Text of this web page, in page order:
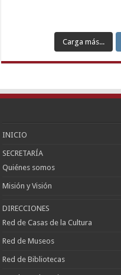
Escort
Kızılay
Escort
Keçiören
Escort
Carga más...
INICIO
SECRETARÍA
Quiénes somos
Misión y Visión
DIRECCIONES
Red de Casas de la Cultura
Red de Museos
Red de Bibliotecas